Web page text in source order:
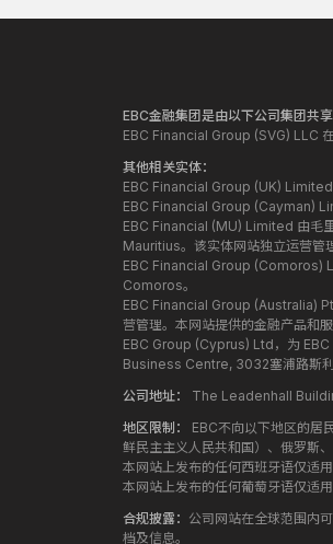
EBC金融集团是由以下公司集团共
EBC Financial Group (SVG) LLC
其他相关实体：
EBC Financial Group (UK)
EBC Financial Group (Cayman)
EBC Financial (MU) Limited 由毛
Mauritius。该实体网站独立运营管
EBC Financial Group (Comoros)
Comoros。
EBC Financial Group (Australia)
营管理。本网站提供的金融产品和
EBC Group (Cyprus) Ltd，为
Business Centre, 3032塞浦路斯利
公司地址：
The Leadenhall
地区限制：
EBC不向以下地区的居
鲜民主主义人民共和国）、俄罗斯
本网站上发布的任何西班牙语仅适
本网站上发布的任何葡萄牙语仅适
合规披露： 公司网站在全球范围内
档及信息。